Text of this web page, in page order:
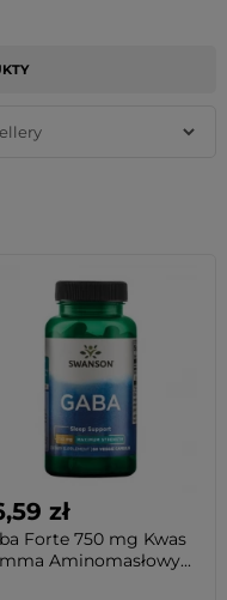
zł
Forte 750 mg Kwas
Aminomasłowy...